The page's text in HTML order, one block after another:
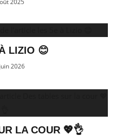
2025
LIZIO 😊
2026
LA COUR 💖👌